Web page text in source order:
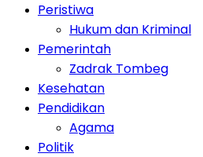
Peristiwa
Hukum dan Kriminal
Pemerintah
Zadrak Tombeg
Kesehatan
Pendidikan
Agama
Politik